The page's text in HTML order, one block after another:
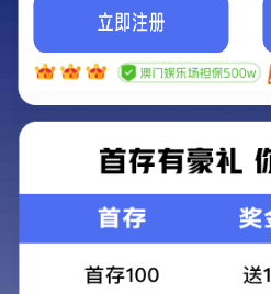
网站首页>产品中心>双筒望远镜